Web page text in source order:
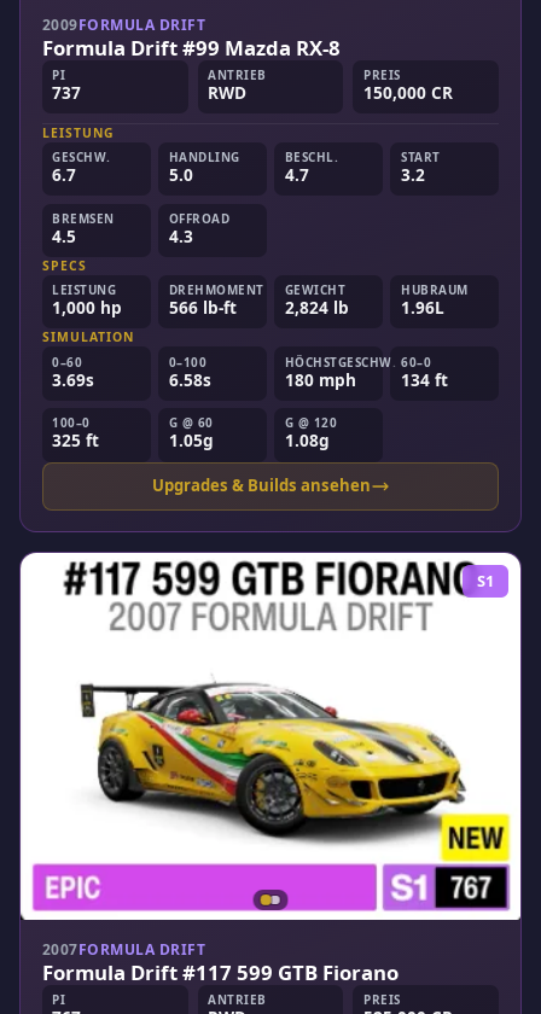
2009FORMULA DRIFT
Formula Drift #99 Mazda RX-8
PI
737
ANTRIEB
RWD
PREIS
150,000 CR
LEISTUNG
GESCHW.
6.7
HANDLING
5.0
BESCHL.
4.7
START
3.2
BREMSEN
4.5
OFFROAD
4.3
SPECS
LEISTUNG
1,000 hp
DREHMOMENT
566 lb-ft
GEWICHT
2,824 lb
HUBRAUM
1.96L
SIMULATION
0–60
3.69s
0–100
6.58s
HÖCHSTGESCHW.
180 mph
60–0
134 ft
100–0
325 ft
G @ 60
1.05g
G @ 120
1.08g
Upgrades & Builds ansehen
S1
2007FORMULA DRIFT
Formula Drift #117 599 GTB Fiorano
PI ANTRIEB PREIS